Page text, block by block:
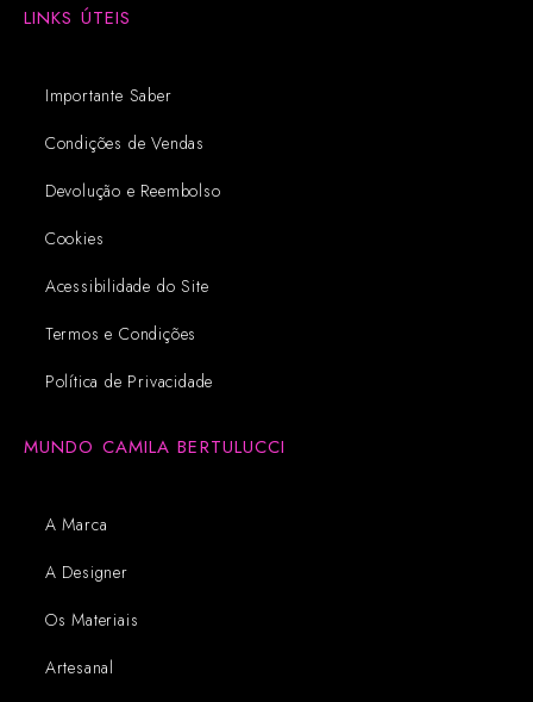
LINKS ÚTEIS
Importante Saber
Condições de Vendas
Devolução e Reembolso
Cookies
Acessibilidade do Site
Termos e Condições
Política de Privacidade
MUNDO CAMILA BERTULUCCI
A Marca
A Designer
Os Materiais
Artesanal